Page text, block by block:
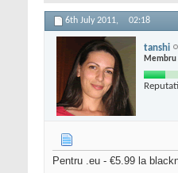
6th July 2011, 02:18
tanshi
Membru
Pentru .eu - €5.99 la